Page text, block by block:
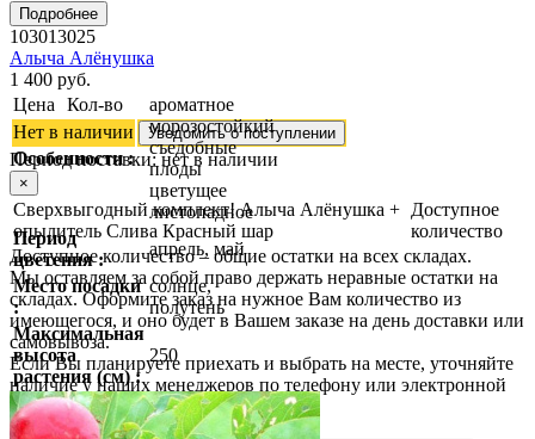
Подробнее
103013025
Алыча Алёнушка
1 400 руб.
Особенности :
ароматное
морозостойкий
съедобные
плоды
цветущее
листопадное
Период
цветения :
апрель, май
Место посадки
:
солнце,
полутень
Максимальная
высота
растения (см) :
250
Цена
Кол-во
Нет в наличии
Уведомить о поступлении
Период поставки:нет в наличии
×
Сверхвыгодный комплект! Алыча Алёнушка +
опылитель Слива Красный шар
Доступное
количество
Доступное количество – общие остатки на всех складах.
Мы оставляем за собой право держать неравные остатки на
складах. Оформите заказ на нужное Вам количество из
имеющегося, и оно будет в Вашем заказе на день доставки или
самовывоза.
Если Вы планируете приехать и выбрать на месте, уточняйте
наличие у наших менеджеров по телефону или электронной
почте.
Купить